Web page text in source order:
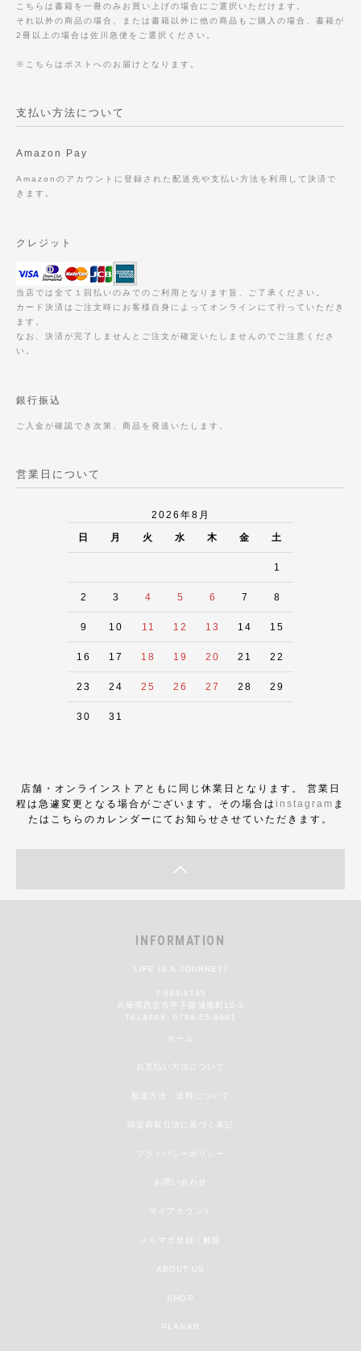
こちらは書籍を一冊のみお買い上げの場合にご選択いただけます。
それ以外の商品の場合、または書籍以外に他の商品もご購入の場合、書籍が
2冊以上の場合は佐川急便をご選択ください。
※こちらはポストへのお届けとなります。
支払い方法について
Amazon Pay
Amazonのアカウントに登録された配送先や支払い方法を利用して決済で
きます。
クレジット
当店では全て１回払いのみでのご利用となります旨、ご了承ください。
カード決済はご注文時にお客様自身によってオンラインにて行っていただき
ます。
なお、決済が完了しませんとご注文が確定いたしませんのでご注意くださ
い。
銀行振込
ご入金が確認でき次第、商品を発送いたします。
営業日について
2026年8月
日 月 火 水 木 金 土
1
2 3 4 5 6 7 8
9 10 11 12 13 14 15
16 17 18 19 20 21 22
23 24 25 26 27 28 29
30 31
店舗・オンラインストアともに同じ休業日となります。 営業日
程は急遽変更となる場合がございます。その場合は instagram ま
たはこちらのカレンダーにてお知らせさせていただきます。
INFORMATION
LIFE IS A JOURNEY!
〒663-8165
兵庫県西宮市甲子園浦風町10-3
TEL&FAX: 0798-55-8901
ホーム
お支払い方法について
配送方法・送料について
特定商取引法に基づく表記
プライバシーポリシー
お問い合わせ
マイアカウント
メルマガ登録・解除
ABOUT US
SHOP
PLANAR